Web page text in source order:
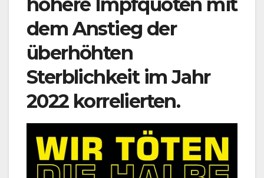
dem Anstieg der
überhöhten
Sterblichkeit im Jahr
2022 korrelierten.